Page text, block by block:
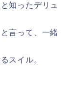
知ったデリュ
言って、一緒
スイル。